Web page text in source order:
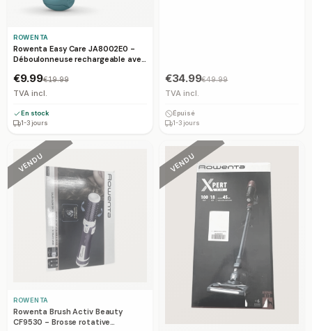
ROWENTA
Rowenta Easy Care JA8002E0 -
Déboulonneuse rechargeable avec
€9.99€19.99
TVA incl.
En stock
1-3 jours
€34.99€49.99
TVA incl.
Épuisé
1-3 jours
VENDU
ROWENTA
Rowenta Brush Activ Beauty
CF9530 - Brosse rotative
VENDU